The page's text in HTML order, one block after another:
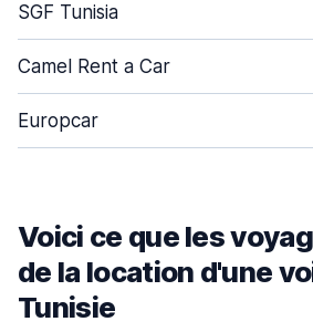
SGF Tunisia
Camel Rent a Car
Europcar
Voici ce que les
de la location d'une
Tunisie